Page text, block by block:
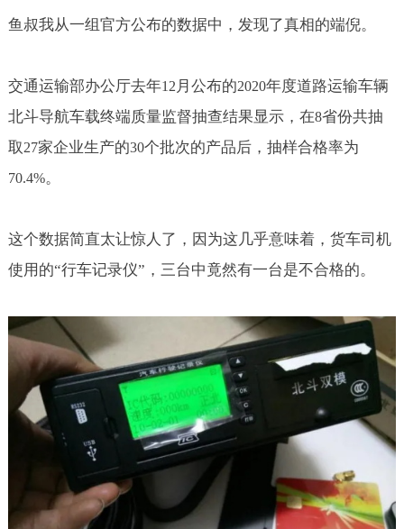
鱼叔我从一组官方公布的数据中，发现了真相的端倪。
交通运输部办公厅去年12 月公布的2020年度道路运输车辆
北斗导航车载终端质量监督抽查结果显示，在8省份共抽
取27家企业生产的30个批次的产品后，抽样合格率为
70.4%。
这个数据简直太让惊人了，因为这几乎意味着，货车司机
使用的“行车记录仪”，三台中竟然有一台是不合格的。